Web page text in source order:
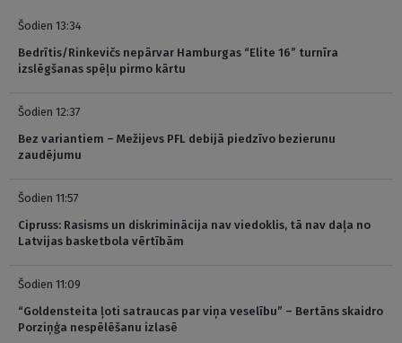
Šodien 13:34
Bedrītis/Rinkevičs nepārvar Hamburgas “Elite 16” turnīra
izslēgšanas spēļu pirmo kārtu
Šodien 12:37
Bez variantiem – Mežijevs PFL debijā piedzīvo bezierunu
zaudējumu
Šodien 11:57
Cipruss: Rasisms un diskriminācija nav viedoklis, tā nav daļa no
Latvijas basketbola vērtībām
Šodien 11:09
“Goldensteita ļoti satraucas par viņa veselību” – Bertāns skaidro
Porziņģa nespēlēšanu izlasē